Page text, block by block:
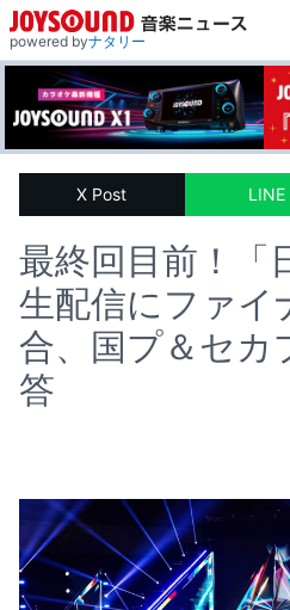
powered byナタリー
X Post LINE
最終回目前！「
生配信にファイ
合、国プ＆セカ
答